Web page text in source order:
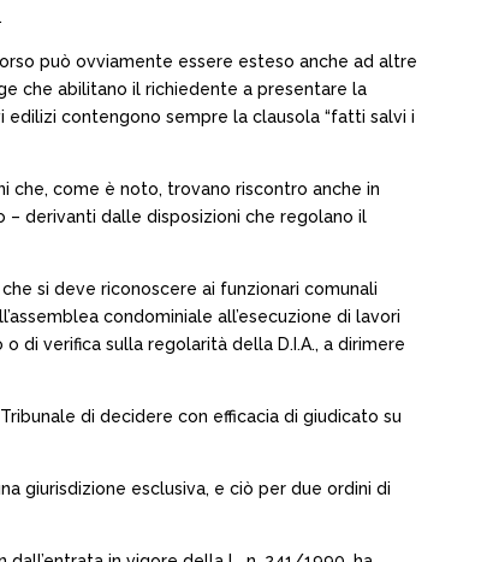
può ovviamente essere esteso anche ad altre
che abilitano il richiedente a presentare la
contengono sempre la clausola “fatti salvi i
che, come è noto, trovano riscontro anche in
– derivanti dalle disposizioni che regolano il
si deve riconoscere ai funzionari comunali
condominiale all’esecuzione di lavori
di verifica sulla regolarità della D.I.A., a dirimere
di decidere con efficacia di giudicato su
giurisdizione esclusiva, e ciò per due ordini di